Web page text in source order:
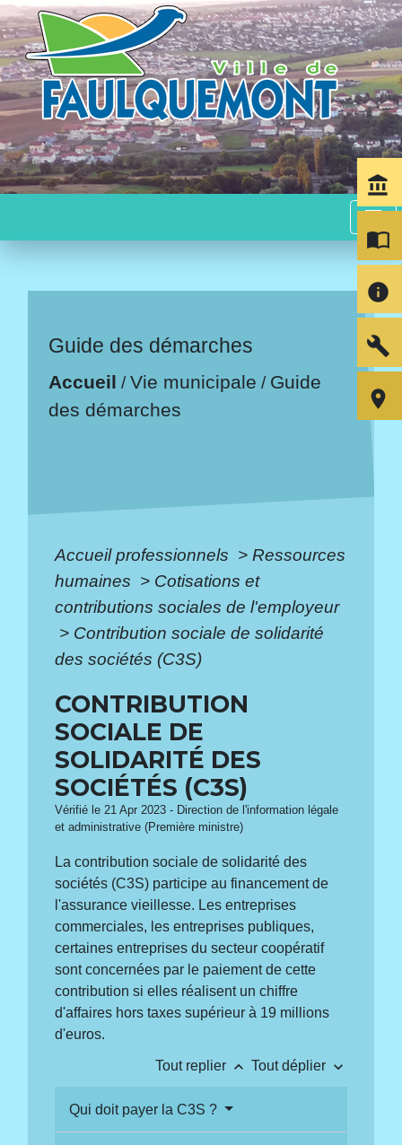
menu
Guide des démarches
Accueil /Vie municipale / Guide
des démarches
Accueil professionnels > Ressources
humaines > Cotisations et
contributions sociales de l'employeur
> Contribution sociale de solidarité
des sociétés (C3S)
CONTRIBUTION
SOCIALE DE
SOLIDARITÉ DES
SOCIÉTÉS (C3S)
Vérifié le 21 Apr 2023 - Direction de l'information légale
et administrative (Première ministre)
La contribution sociale de solidarité des
sociétés (C3S) participe au financement de
l'assurance vieillesse. Les entreprises
commerciales, les entreprises publiques,
certaines entreprises du secteur coopératif
sont concernées par le paiement de cette
contribution si elles réalisent un chiffre
d'affaires hors taxes supérieur à 19 millions
d'euros.
Tout replier keyboard_arrow_up Tout déplier keyboard_arrow_down
Qui doit payer la C3S ?
account_balance
import_contacts
info
build
room